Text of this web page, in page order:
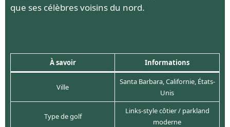
que ses célèbres voisins du nord.
À savoir Informations
Ville
Santa Barbara, Californie, États-
Unis
Type de golf
Links-style côtier / parkland
moderne